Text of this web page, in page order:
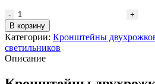
В корзину
Категории: Кронштейны
светильников
Описание